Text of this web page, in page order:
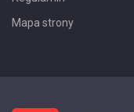
Mapa strony